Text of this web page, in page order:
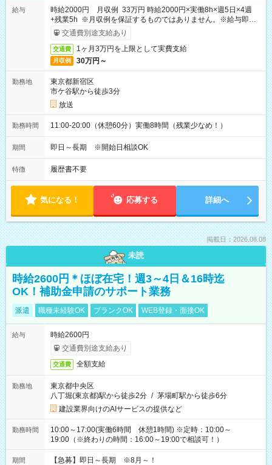
給与
時給2000円 月収例 33万円 時給2000円×実働8h×週5日×4週
+残業5h ※月収例を保証するものではありません。※給与即受
取りサービス利用可（利用条件有）
交通費別途支給あり
交通費 1ヶ月3万円を上限として実費支給
月収例 30万円～
勤務地
東京都新宿区
市ケ谷駅から徒歩3分
放送
勤務時間 11:00-20:00（休憩60分）実働8時間（残業少なめ！）
期間 即日～長期 ※開始日相談OK
特徴 履歴書不要
気になる！ 応募する 詳細へ
掲載日：2026.08.08
未読
時給2600円＊ほぼ在宅！週3～4日＆16時迄
OK！補助金申請のサポート業務
派遣 職種未経験OK ブランクOK WEB登録・面接OK
給与
時給2600円
交通費別途支給あり
交通費 全額支給
勤務地
東京都中央区
八丁堀(東京都)駅から徒歩2分 / 茅場町駅から徒歩6分
建設業界向けのAIサービスの提供など
勤務時間
10:00～17:00(実働6時間 休憩1時間) ※定時：10:00～
19:00（※終わりの時間：16:00～19:00で相談可！）
期間 【急募】即日～長期 ※8月～！